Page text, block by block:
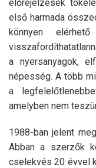
előrejelzések
első harmada
könnyen
a nyersanyagok,
népesség. A több
a
amelyben nem
1988-ban jelent
Abban a szerzők
cselekvés 20 évvel